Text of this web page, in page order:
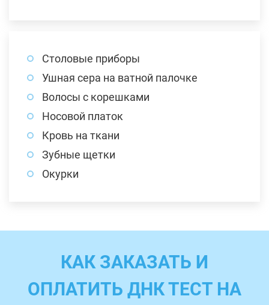
Столовые приборы
Ушная сера на ватной палочке
Волосы с корешками
Носовой платок
Кровь на ткани
Зубные щетки
Окурки
КАК ЗАКАЗАТЬ И
ОПЛАТИТЬ ДНК ТЕСТ НА